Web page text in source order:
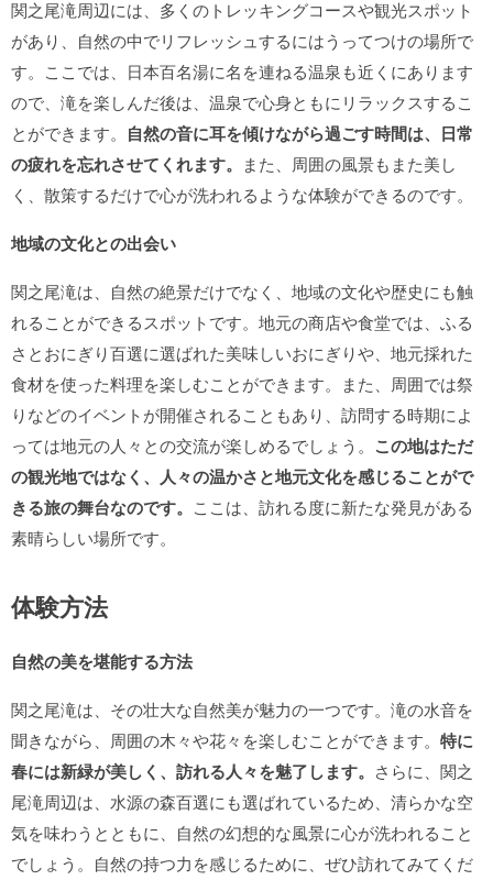
関之尾滝周辺には、多くのトレッキングコースや観光スポット
があり、自然の中でリフレッシュするにはうってつけの場所で
す。ここでは、日本百名湯に名を連ねる温泉も近くにあります
ので、滝を楽しんだ後は、温泉で心身ともにリラックスするこ
とができます。 自然の音に耳を傾けながら過ごす時間は、日常
の疲れを忘れさせてくれます。 また、周囲の風景もまた美し
く、散策するだけで心が洗われるような体験ができるのです。
地域の文化との出会い
関之尾滝は、自然の絶景だけでなく、地域の文化や歴史にも触
れることができるスポットです。地元の商店や食堂では、ふる
さとおにぎり百選に選ばれた美味しいおにぎりや、地元採れた
食材を使った料理を楽しむことができます。また、周囲では祭
りなどのイベントが開催されることもあり、訪問する時期によ
っては地元の人々との交流が楽しめるでしょう。 この地はただ
の観光地ではなく、人々の温かさと地元文化を感じることがで
きる旅の舞台なのです。 ここは、訪れる度に新たな発見がある
素晴らしい場所です。
体験方法
自然の美を堪能する方法
関之尾滝は、その壮大な自然美が魅力の一つです。滝の水音を
聞きながら、周囲の木々や花々を楽しむことができます。 特に
春には新緑が美しく、訪れる人々を魅了します。 さらに、関之
尾滝周辺は、水源の森百選にも選ばれているため、清らかな空
気を味わうとともに、自然の幻想的な風景に心が洗われること
でしょう。自然の持つ力を感じるために、ぜひ訪れてみてくだ